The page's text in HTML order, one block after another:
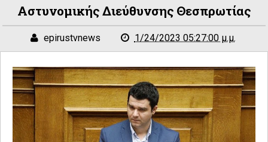
Αστυνομικής Διεύθυνσης Θεσπρωτίας
epirustvnews 1/24/2023 05:27:00 μ.μ.